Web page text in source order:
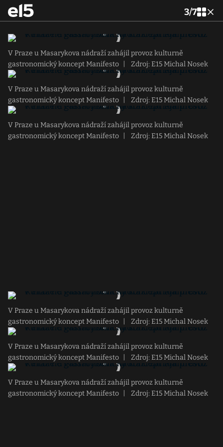
3/7
V Praze u Masarykova nádraží zahájil provoz kulturně
gastronomický koncept Manifesto
Zdroj: E15 Michal Nosek
V Praze u Masarykova nádraží zahájil provoz kulturně
gastronomický koncept Manifesto
Zdroj: E15 Michal Nosek
V Praze u Masarykova nádraží zahájil provoz kulturně
gastronomický koncept Manifesto
Zdroj: E15 Michal Nosek
V Praze u Masarykova nádraží zahájil provoz kulturně
gastronomický koncept Manifesto
Zdroj: E15 Michal Nosek
V Praze u Masarykova nádraží zahájil provoz kulturně
gastronomický koncept Manifesto
Zdroj: E15 Michal Nosek
V Praze u Masarykova nádraží zahájil provoz kulturně
gastronomický koncept Manifesto
Zdroj: E15 Michal Nosek